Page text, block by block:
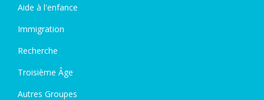
Aide à l'enfance
Immigration
Recherche
Troisième Âge
Autres Groupes